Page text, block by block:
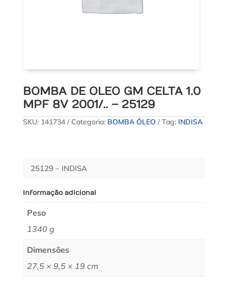
BOMBA DE OLEO GM CELTA 1.0
MPF 8V 2001/.. – 25129
SKU: 141734 Categoria: BOMBA ÓLEO Tag: INDISA
25129 – INDISA
Informação adicional
Peso
1340 g
Dimensões
27,5 × 9,5 × 19 cm